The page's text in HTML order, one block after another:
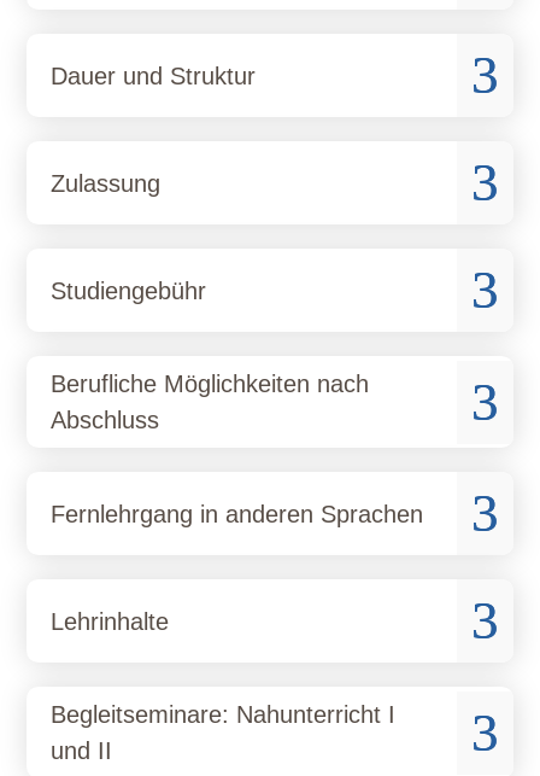
Dauer und Struktur 3
Zulassung 3
Studiengebühr 3
Berufliche Möglichkeiten nach
Abschluss
3
Fernlehrgang in anderen Sprachen 3
Lehrinhalte 3
Begleitseminare: Nahunterricht I
und II
3